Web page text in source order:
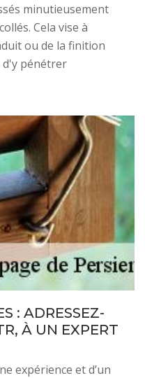
minutieusement
Cela vise à
ou de la finition
d'y pénétrer
: ADRESSEZ-
À UN EXPERT
expérience et d’un